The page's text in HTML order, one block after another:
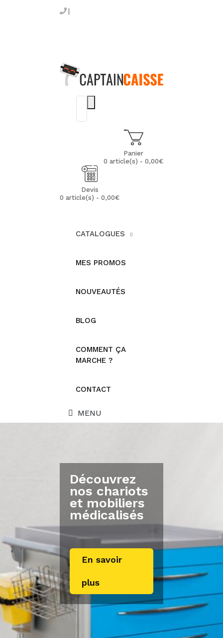
Panier
0 article(s) - 0,00€
Devis
0 article(s) - 0,00€
CATALOGUES
MES PROMOS
NOUVEAUTÉS
BLOG
COMMENT ÇA
MARCHE ?
CONTACT
MENU
Découvrez
nos chariots
et mobiliers
médicalisés
En savoir
plus